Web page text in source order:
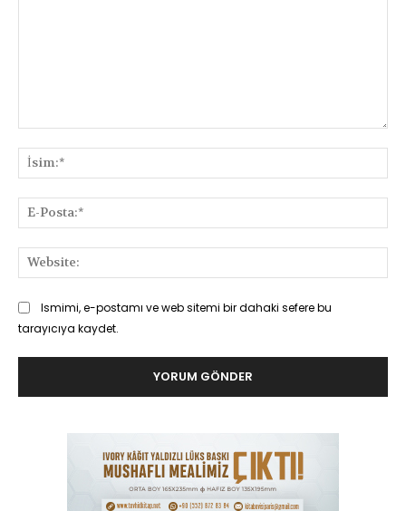
Ismimi, e-postamı ve web sitemi bir dahaki sefere bu
tarayıcıya kaydet.